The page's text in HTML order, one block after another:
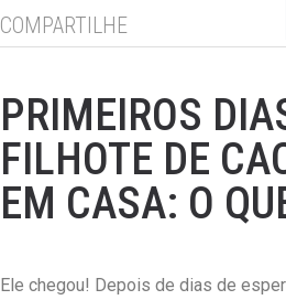
COMPARTILHE
PRIMEIROS
FILHOTE DE
EM CASA: O
Ele chegou! Depois de dias de